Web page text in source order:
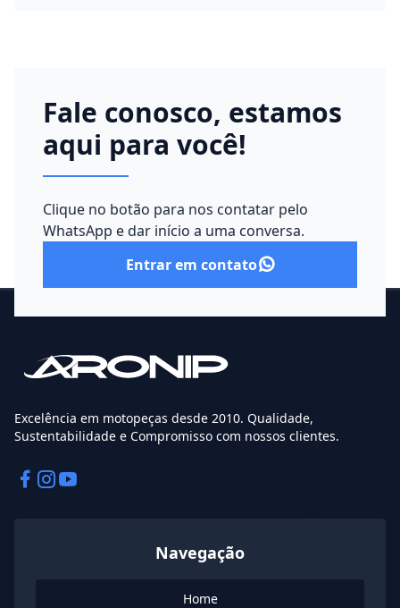
Fale conosco, estamos
aqui para você!
Clique no botão para nos contatar pelo
WhatsApp e dar início a uma conversa.
Entrar em contato
Excelência em motopeças desde 2010. Qualidade,
Sustentabilidade e Compromisso com nossos clientes.
Facebook
Instagram
Navegação
Home